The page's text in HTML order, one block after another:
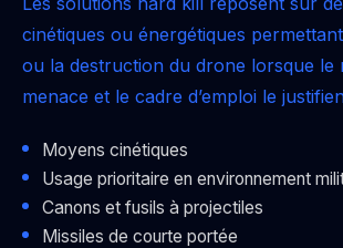
cinétiques ou énergétiques
ou la destruction du drone lorsque le
menace et le cadre d’emploi le
Moyens cinétiques
Usage prioritaire en environnement
Canons et fusils à projectiles
Missiles de courte portée